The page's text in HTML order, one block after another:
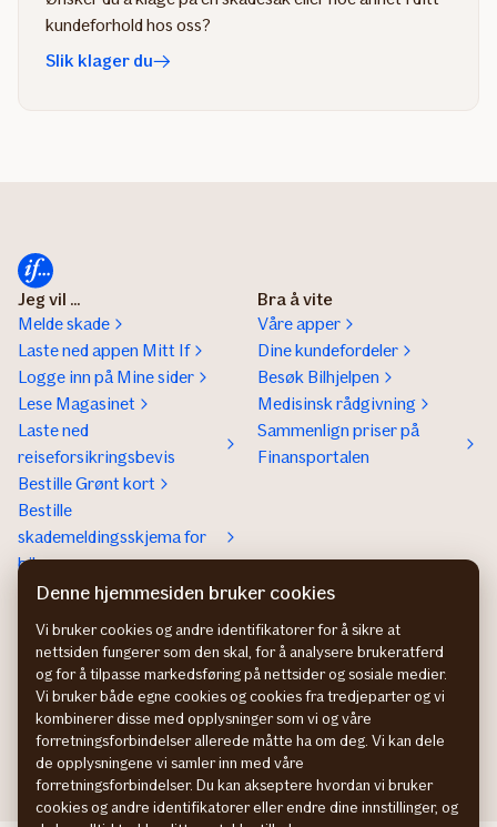
kundeforhold hos oss?
Slik klager du
Jeg vil ...
Melde skade
Laste ned appen Mitt If
Logge inn på Mine sider
Lese Magasinet
Laste ned
reiseforsikringsbevis
Bestille Grønt kort
Bestille
skademeldingsskjema for
bil
Bra å vite
Våre apper
Dine kundefordeler
Besøk Bilhjelpen
Medisinsk rådgivning
Sammenlign priser på
Finansportalen
Om If
Om If
Bærekraft og klima
Jobb hos oss
Presse
Kontakt If
Kundeservice
Betaling og faktura
Hvis du ikke er fornøyd
Presse
Bedrift
Denne hjemmesiden bruker cookies
Vi bruker cookies og andre identifikatorer for å sikre at
nettsiden fungerer som den skal, for å analysere brukeratferd
og for å tilpasse markedsføring på nettsider og sosiale medier.
Vi bruker både egne cookies og cookies fra tredjeparter og vi
kombinerer disse med opplysninger som vi og våre
forretningsforbindelser allerede måtte ha om deg. Vi kan dele
de opplysningene vi samler inn med våre
forretningsforbindelser. Du kan akseptere hvordan vi bruker
cookies og andre identifikatorer eller endre dine innstillinger, og